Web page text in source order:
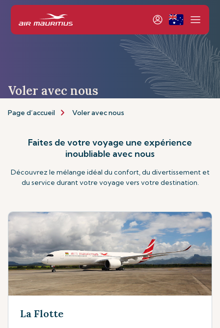
Voler avec nous
Page d’accueil Voler avec nous
Faites de votre voyage une expérience
inoubliable avec nous
Découvrez le mélange idéal du confort, du divertissement et
du service durant votre voyage vers votre destination.
La Flotte